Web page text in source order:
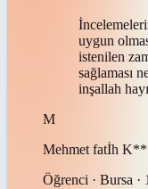
uygun
istenilen
sağlaması
inşallah
M
Mehmet fatİh
Öğrenci · Bursa ·